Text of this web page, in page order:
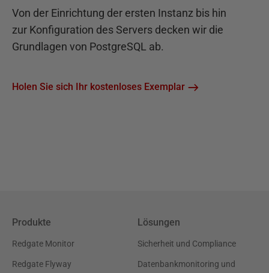
Von der Einrichtung der ersten Instanz bis hin
zur Konfiguration des Servers decken wir die
Grundlagen von PostgreSQL ab.
Holen Sie sich Ihr kostenloses Exemplar
Produkte
Redgate Monitor
Redgate Flyway
Lösungen
Sicherheit und Compliance
Datenbankmonitoring und